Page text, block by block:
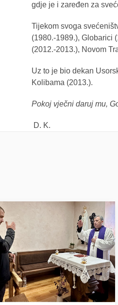
gdje je i zaređen za
Tijekom svoga
(1980.-1989.), Globarici
(2012.-2013.), Novom
Uz to je bio dekan
Kolibama (2013.).
Pokoj vječni daruj mu,
D. K.